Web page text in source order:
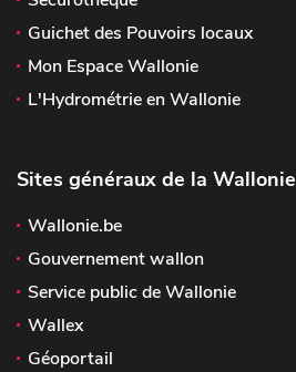
Guichet des Pouvoirs locaux
Mon Espace Wallonie
L'Hydrométrie en Wallonie
Sites généraux de la Wallonie
Wallonie.be
Gouvernement wallon
Service public de Wallonie
Wallex
Géoportail